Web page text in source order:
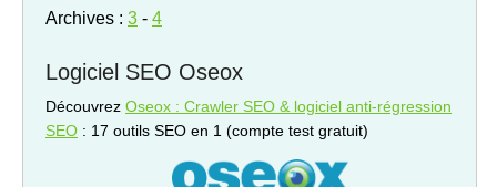
Archives : 3 - 4
Logiciel SEO Oseox
Découvrez Oseox : Crawler SEO & logiciel anti-régression
SEO : 17 outils SEO en 1 (compte test gratuit)